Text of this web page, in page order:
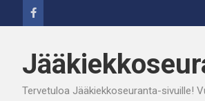
to
Tervetuloa Jääkiekkoseuranta-sivuille!